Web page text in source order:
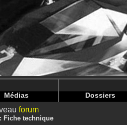
Jeu-V2.phpon line 68
Jeu-V2.phpon line72
Médias Dossiers
forum
Fiche technique